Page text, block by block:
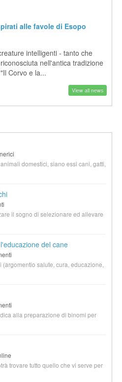
alle favole di Esopo
intelligenti - tanto che
nell'antica tradizione
Corvo e la...
View all news
domestici, siano essi cani, gatti,
il sogno di selezionare ed allevare
del cane
salute, cura, educazione,
alla preparazione di binomi per
trovare tutto quello che vi serve per